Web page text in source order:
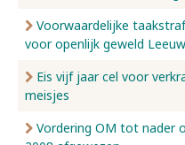
Voorwaardelijke
voor openlijk geweld
Eis vijf jaar cel voor
meisjes
Vordering OM tot nader